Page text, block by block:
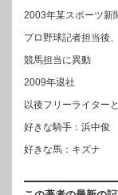
2003年某スポーツ新
プロ野球記者担当後、
競馬担当に異動
2009年退社
以後フリーライター
好きな騎手：浜中俊
好きな馬：キズナ